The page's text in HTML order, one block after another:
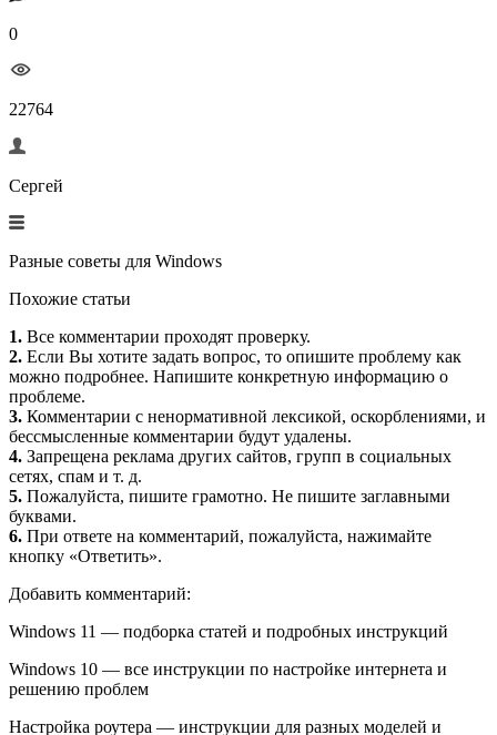
0
22764
Сергей
Разные советы для Windows
Похожие статьи
1. Все комментарии проходят проверку.
2. Если Вы хотите задать вопрос, то опишите проблему как
можно подробнее. Напишите конкретную информацию о
проблеме.
3. Комментарии с ненормативной лексикой, оскорблениями, и
бессмысленные комментарии будут удалены.
4. Запрещена реклама других сайтов, групп в социальных
сетях, спам и т. д.
5. Пожалуйста, пишите грамотно. Не пишите заглавными
буквами.
6. При ответе на комментарий, пожалуйста, нажимайте
кнопку «Ответить».
Добавить комментарий:
Windows 11 — подборка статей и подробных инструкций
Windows 10 — все инструкции по настройке интернета и
решению проблем
Настройка роутера — инструкции для разных моделей и